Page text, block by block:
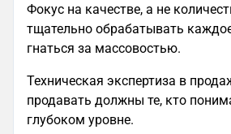
Фокус на качестве, а не
тщательно обрабатывать
гнаться за массовостью.
Техническая экспертиза в
продавать должны те, кто
глубоком уровне.